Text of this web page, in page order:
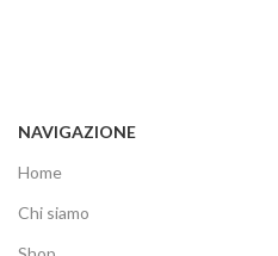
NAVIGAZIONE
Home
Chi siamo